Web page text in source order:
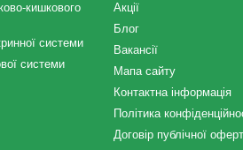
кишкового
системи
системи
Акції
Блог
Вакансії
Мапа сайту
Контактна інформація
Політика
Договір публічної